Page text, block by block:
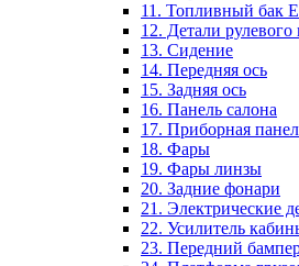
11. Топливный бак
12. Детали рулевого
13. Сидение
14. Передняя ось
15. Задняя ось
16. Панель салона
17. Приборная
18. Фары
19. Фары линзы
20. Задние фонари
21. Электрические
22. Усилитель
23. Передний